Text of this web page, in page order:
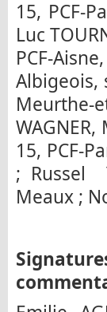
15, PCF-
Luc
PCF-
Albigeois,
Meurthe-
15, PCF-
; Russel
Meaux ;